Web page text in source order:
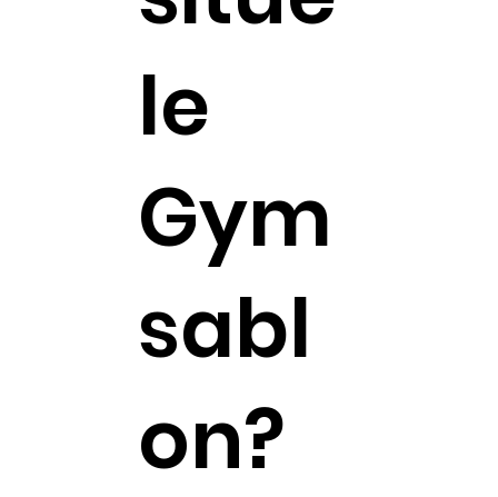
le
Gym
sabl
on?